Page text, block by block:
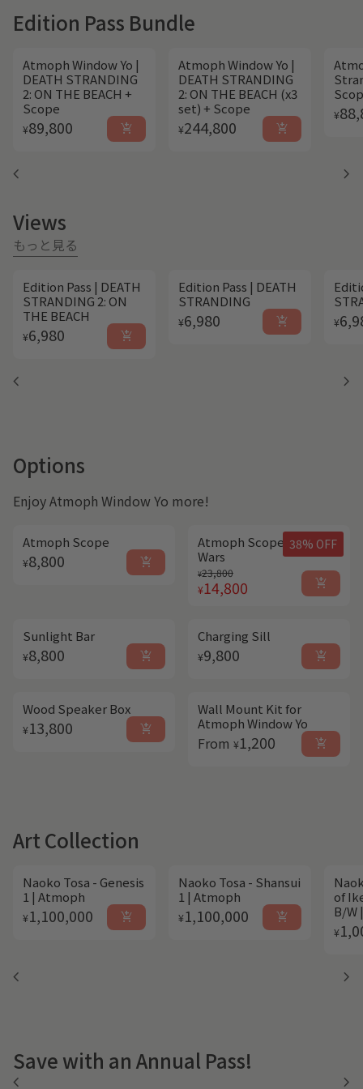
Edition Pass Bundle
Atmoph Window Yo |
DEATH STRANDING
2: ON THE BEACH +
Scope
Regular price
¥89,800 add_shopping_cart
Atmoph Window Yo |
DEATH STRANDING
2: ON THE BEACH (x3
set) + Scope
Regular price
¥244,800 add_shopping_cart
¥
chevron_left chevron_right
Views
もっと見る
Edition Pass | DEATH
STRANDING 2: ON
THE BEACH
Regular price
¥6,980 add_shopping_cart
Edition Pass | DEATH
STRANDING
Regular price
¥6,980 add_shopping_cart ¥
chevron_left chevron_right
Options
Enjoy Atmoph Window Yo more!
Atmoph Scope
Regular price
¥8,800 add_shopping_cart
38% OFF
Atmoph Scope | Star
Wars
Regular price
¥23,800
Sale price
¥14,800 add_shopping_cart
Sunlight Bar
Regular price
¥8,800 add_shopping_cart
Charging Sill
Regular price
¥9,800 add_shopping_cart
Wood Speaker Box
Regular price
¥13,800 add_shopping_cart
Wall Mount Kit for
Atmoph Window Yo
Regular price
From ¥1,200 add_shopping_cart
Art Collection
Naoko Tosa - Genesis
1 | Atmoph
Regular price
¥1,100,000 add_shopping_cart
Naoko Tosa - Shansui
1 | Atmoph
Regular price
¥1,100,000 add_shopping_cart
of
B/W
¥
chevron_left chevron_right
Save with an Annual Pass!
chevron_left chevron_right